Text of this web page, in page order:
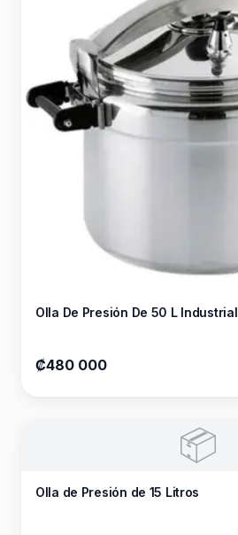
Olla De Presión De 50 L Industrial
₡480 000
📦
Olla de Presión de 15 Litros